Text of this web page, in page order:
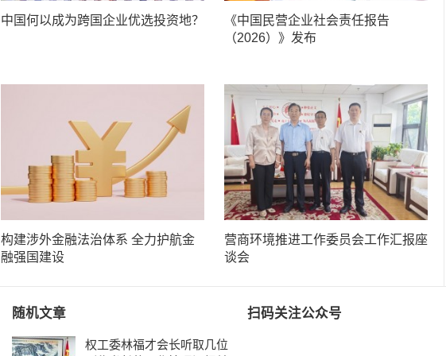
中国何以成为跨国企业优选投资地？
《中国民营企业社会责任报告
（2026）》发布
构建涉外金融法治体系 全力护航金
融强国建设
营商环境推进工作委员会工作汇报座
谈会
随机文章
权工委林福才会长听取几位
扫码关注公众号